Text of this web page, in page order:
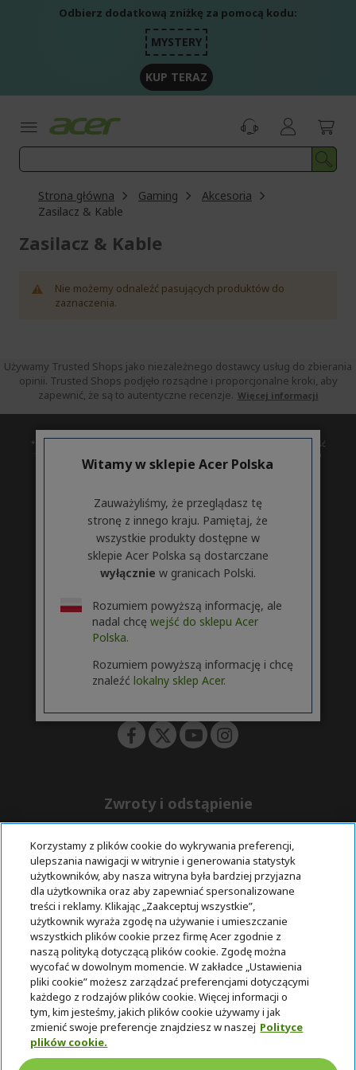
Odbierz dodatkową zniżkę za pomocą kodu:
MYSTERY
KUP TERAZ
Strona główna Gaming
Akcesoria
Zasilacz & Kable
Zasilacz & Kable
Nie możemy odnaleźć pasujących produktów do
zaznaczenia.
Używamy Trusted Shops jako niezależnego dostawcy usług do zbierania
opinii. Trusted Shops podjęło rozsądne i proporcjonalne kroki, aby
zapewnić, że są to autentyczne recenzje. Więcej informacji
* Czas udostępnienia uaktualnienia może zależeć od urządzenia. Dostępność
funkcji i aplikacji zależy od regionu. Niektóre funkcje wymagają określonego
sprzętu (zobacz
ACERh
i
d
d
n
WSPARCIE h
i
d
e
KONTO
i
d
n
ACER STOREh
d
e
Śledź nas w Social
Zwroty i odstąpienie
Odstąpienie od umowy
Darmowa
ekspresowa
dostawa
Wsparcie
przed i po
zakupie
Bezpieczne
© 2025 Acer Inc.
Firma CPYou BV jest autoryzowanym sprzedawcą produktów i
usług oferowanych w tym sklepie.
Witamy w sklepie Acer Polska
Zauważyliśmy, że przeglądasz tę
stronę z innego kraju. Pamiętaj, że
wszystkie produkty dostępne w
sklepie Acer Polska są dostarczane
wyłącznie w granicach Polski.
Rozumiem powyższą informację, ale
nadal chcę wejść do sklepu Acer
Polska.
Rozumiem powyższą informację i chcę
znaleźć lokalny sklep Acer.
Korzystamy z plików cookie do wykrywania preferencji,
ulepszania nawigacji w witrynie i generowania statystyk
użytkowników, aby nasza witryna była bardziej przyjazna
dla użytkownika oraz aby zapewniać spersonalizowane
treści i reklamy. Klikając „Zaakceptuj wszystkie”,
użytkownik wyraża zgodę na używanie i umieszczanie
wszystkich plików cookie przez firmę Acer zgodnie z
naszą polityką dotyczącą plików cookie. Zgodę można
wycofać w dowolnym momencie. W zakładce „Ustawienia
pliki cookie” możesz zarządzać preferencjami dotyczącymi
każdego z rodzajów plików cookie. Więcej informacji o
tym, kim jesteśmy, jakich plików cookie używamy i jak
zmienić swoje preferencje znajdziesz w naszej Polityce
plików cookie.